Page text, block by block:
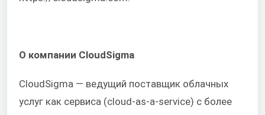
О компании CloudSigma
CloudSigma — ведущий поставщик облачных
услуг как сервиса (cloud-as-a-service) с более